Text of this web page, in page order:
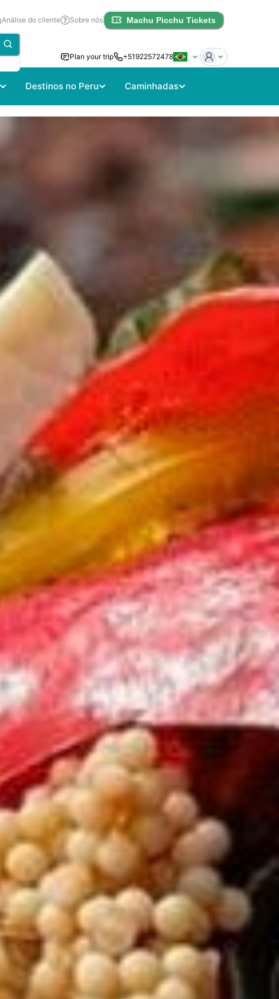
Análise do cliente Sobre nós Machu Picchu Tickets
Plan your trip +51922572478
Destinos no Peru Caminhadas